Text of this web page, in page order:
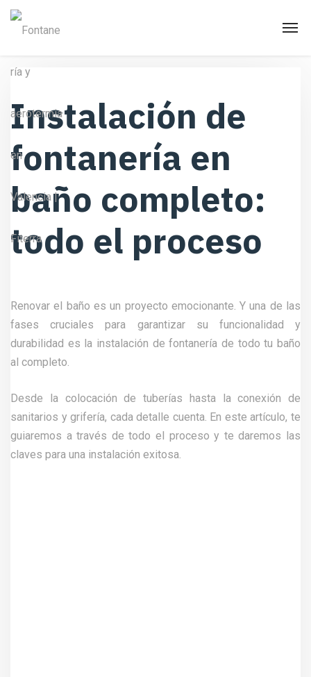
Instalación de
fontanería en
baño completo:
todo el proceso
Renovar el baño es un proyecto emocionante. Y una de las
fases cruciales para garantizar su funcionalidad y
durabilidad es la instalación de fontanería de todo tu baño
al completo.
Desde la colocación de tuberías hasta la conexión de
sanitarios y grifería, cada detalle cuenta. En este artículo, te
guiaremos a través de todo el proceso y te daremos las
claves para una instalación exitosa.